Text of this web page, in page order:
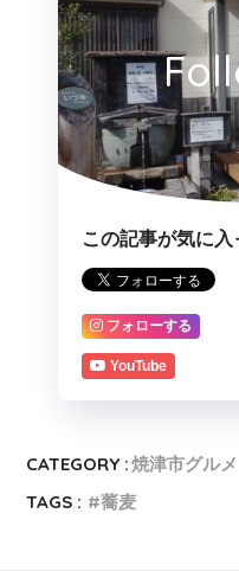
この記事が気に
フォローする
YouTube
CATEGORY :焼津市グルメ
TAGS :
蕎麦